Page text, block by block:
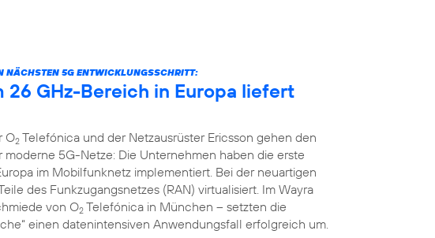
NÄCHSTEN 5G ENTWICKLUNGSSCHRITT:
26 GHz-Bereich in Europa liefert
O2 Telefónica und der Netzausrüster Ericsson gehen den
5G-Netze: Die Unternehmen haben die erste
im Mobilfunknetz implementiert. Bei der neuartigen
des Funkzugangsnetzes (RAN) virtualisiert. Im Wayra
von O2 Telefónica in München – setzten die
einen datenintensiven Anwendungsfall erfolgreich um.